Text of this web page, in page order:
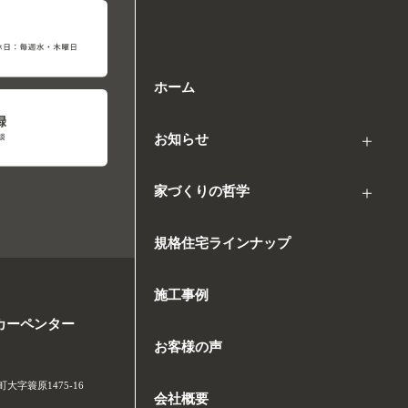
ホーム
お知らせ
家づくりの哲学
規格住宅ラインナップ
施工事例
お客様の声
会社概要
ーペンター
大字簑原1475-16